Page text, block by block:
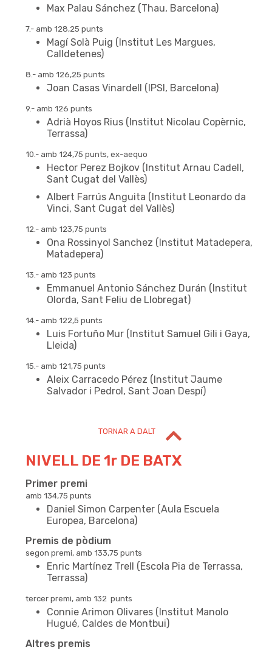
Max Palau Sánchez (Thau, Barcelona)
7.- amb 128,25 punts
Magí Solà Puig (Institut Les Margues,
Calldetenes)
8.- amb 126,25 punts
Joan Casas Vinardell (IPSI, Barcelona)
9.- amb 126 punts
Adrià Hoyos Rius (Institut Nicolau Copèrnic,
Terrassa)
10.- amb 124,75 punts, ex-aequo
Hector Perez Bojkov (Institut Arnau Cadell,
Sant Cugat del Vallès)
Albert Farrús Anguita (Institut Leonardo da
Vinci, Sant Cugat del Vallès)
12.- amb 123,75 punts
Ona Rossinyol Sanchez (Institut Matadepera,
Matadepera)
13.- amb 123 punts
Emmanuel Antonio Sánchez Durán (Institut
Olorda, Sant Feliu de Llobregat)
14.- amb 122,5 punts
Luis Fortuño Mur (Institut Samuel Gili i Gaya,
Lleida)
15.- amb 121,75 punts
Aleix Carracedo Pérez (Institut Jaume
Salvador i Pedrol, Sant Joan Despí)
TORNAR A DALT
NIVELL DE 1r DE BATX
NIVELL DE 1r DE BATX
Primer premi
amb 134,75 punts
Daniel Simon Carpenter (Aula Escuela
Europea, Barcelona)
Premis de pòdium
segon premi, amb 133,75 punts
Enric Martínez Trell (Escola Pia de Terrassa,
Terrassa)
tercer premi, amb 132 punts
Connie Arimon Olivares (Institut Manolo
Hugué, Caldes de Montbui)
Altres premis